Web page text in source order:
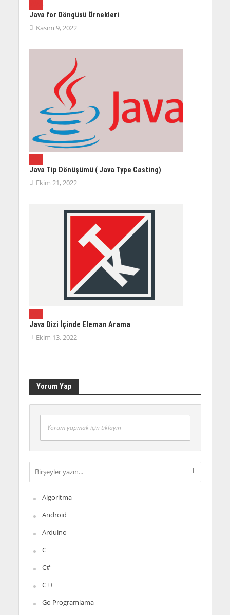
Java for Döngüsü Örnekleri
Kasım 9, 2022
Java Tip Dönüşümü ( Java Type Casting)
Ekim 21, 2022
Java Dizi İçinde Eleman Arama
Ekim 13, 2022
Yorum Yap
Yorum yapmak için tıklayın
Algoritma
Android
Arduino
C
C#
C++
Go Programlama